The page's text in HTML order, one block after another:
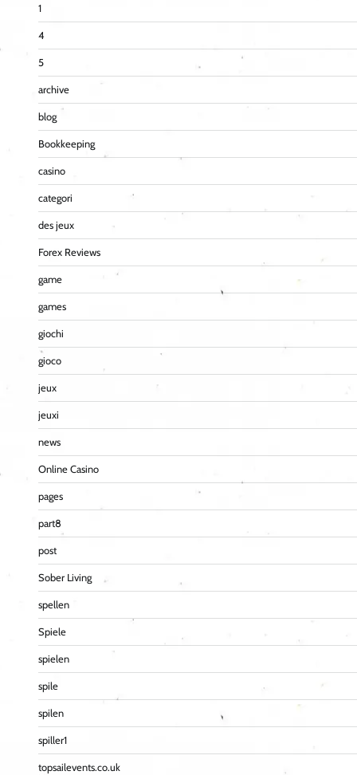
1
4
5
archive
blog
Bookkeeping
casino
categori
des jeux
Forex Reviews
game
games
giochi
gioco
jeux
jeuxi
news
Online Casino
pages
part8
post
Sober Living
spellen
Spiele
spielen
spile
spilen
spiller1
topsailevents.co.uk